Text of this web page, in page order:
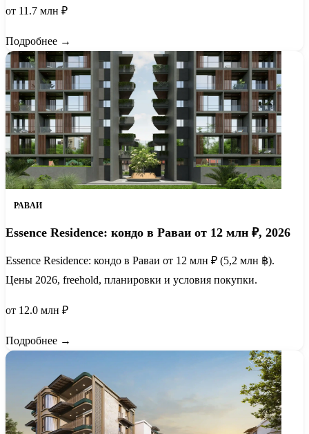
от 11.7 млн ₽
Подробнее →
РАВАИ
Essence Residence: кондо в Раваи от 12 млн ₽, 2026
Essence Residence: кондо в Раваи от 12 млн ₽ (5,2 млн ฿).
Цены 2026, freehold, планировки и условия покупки.
от 12.0 млн ₽
Подробнее →